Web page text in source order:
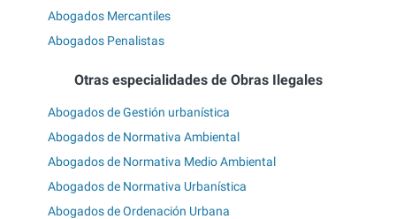
Abogados Mercantiles
Abogados Penalistas
Otras especialidades de Obras Ilegales
Abogados de Gestión urbanística
Abogados de Normativa Ambiental
Abogados de Normativa Medio Ambiental
Abogados de Normativa Urbanística
Abogados de Ordenación Urbana